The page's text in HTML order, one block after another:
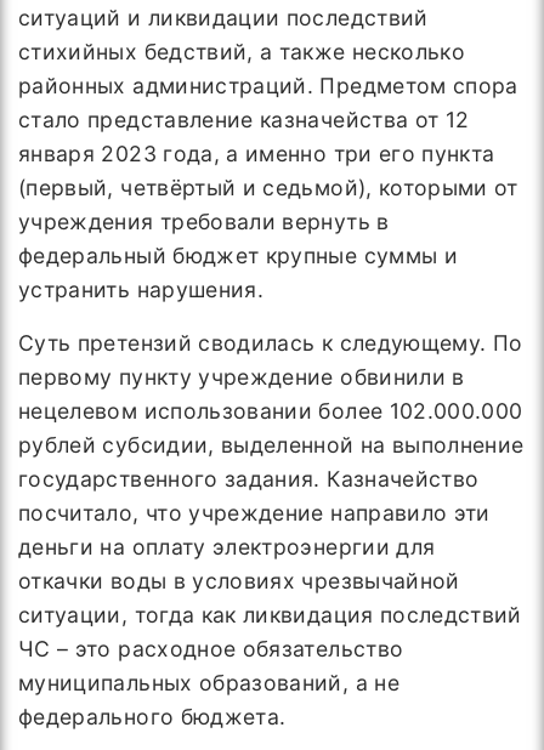
ситуаций и ликвидации последствий
стихийных бедствий, а также несколько
районных администраций. Предметом спора
стало представление казначейства от 12
января 2023 года, а именно три его пункта
(первый, четвёртый и седьмой), которыми от
учреждения требовали вернуть в
федеральный бюджет крупные суммы и
устранить нарушения.
Суть претензий сводилась к следующему. По
первому пункту учреждение обвинили в
нецелевом использовании более 102.000.000
рублей субсидии, выделенной на выполнение
государственного задания. Казначейство
посчитало, что учреждение направило эти
деньги на оплату электроэнергии для
откачки воды в условиях чрезвычайной
ситуации, тогда как ликвидация последствий
ЧС – это расходное обязательство
муниципальных образований, а не
федерального бюджета.